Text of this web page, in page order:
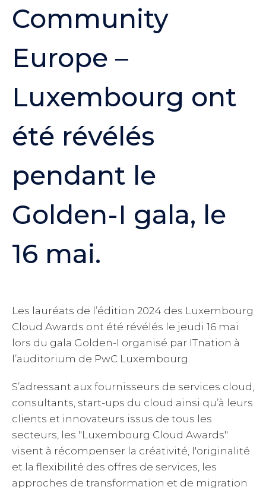
Community
Europe –
Luxembourg ont
été révélés
pendant le
Golden-I gala, le
16 mai.
Les lauréats de l’édition 2024 des Luxembourg
Cloud Awards ont été révélés le jeudi 16 mai
lors du gala Golden-I organisé par ITnation à
l’auditorium de PwC Luxembourg.
S’adressant aux fournisseurs de services cloud,
consultants, start-ups du cloud ainsi qu’à leurs
clients et innovateurs issus de tous les
secteurs, les "Luxembourg Cloud Awards"
visent à récompenser la créativité, l'originalité
et la flexibilité des offres de services, les
approches de transformation et de migration